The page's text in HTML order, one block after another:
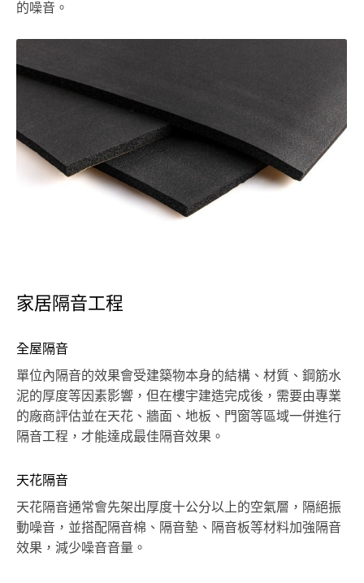
的噪音。
家居隔音工程
​​全屋隔音
單位內隔音的效果會受建築物本身的結構、材質、鋼筋水
泥的厚度等因素影響，但在樓宇建造完成後，需要由專業
的廠商評估並在天花、牆面、地板、門窗等區域一併進行
隔音工程，才能達成最佳隔音效果。
天花隔音
天花隔音通常會先架出厚度十公分以上的空氣層，隔絕振
動噪音，並搭配隔音棉、隔音墊、隔音板等材料加強隔音
效果，減少噪音音量。